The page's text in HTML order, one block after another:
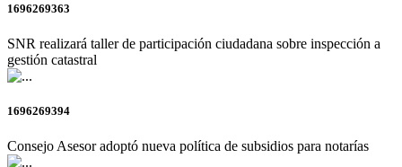
1696269363
SNR realizará taller de participación ciudadana sobre inspección a
gestión catastral
1696269394
Consejo Asesor adoptó nueva política de subsidios para notarías